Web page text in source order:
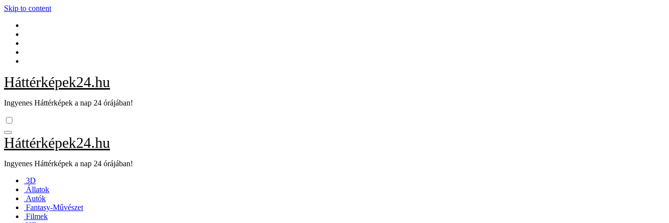
Skip to content
Háttérképek24.hu
Ingyenes Háttérképek a nap 24 órájában!
Háttérképek24.hu
Ingyenes Háttérképek a nap 24 órájában!
3D
Állatok
Autók
Fantasy-Művészet
Filmek